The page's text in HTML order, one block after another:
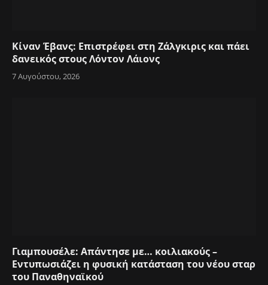
Κίναν Έβανς: Επιστρέφει στη Ζάλγκιρις και πάει
δανεικός στους Λόντον Λάιονς
7 Αυγούστου, 2026
Γιαμπουσέλε: Απάντησε με… κοιλιακούς –
Εντυπωσιάζει η φυσική κατάσταση του νέου σταρ
του Παναθηναϊκού